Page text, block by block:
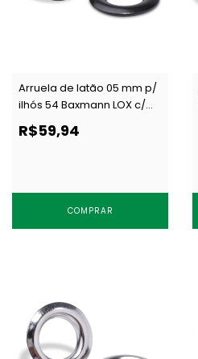
Arruela de latão 05 mm p/
ilhós 54 Baxmann LOX c/
1000 un
R$59,94
COMPRAR